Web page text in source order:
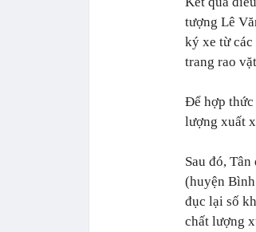
tượng Lê
ký xe từ các
trang rao
Để hợp thức
lượng xuất
Sau đó,
(huyện
đục lại số
chất lượng